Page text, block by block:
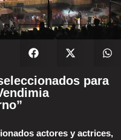
para
actores y actrices,